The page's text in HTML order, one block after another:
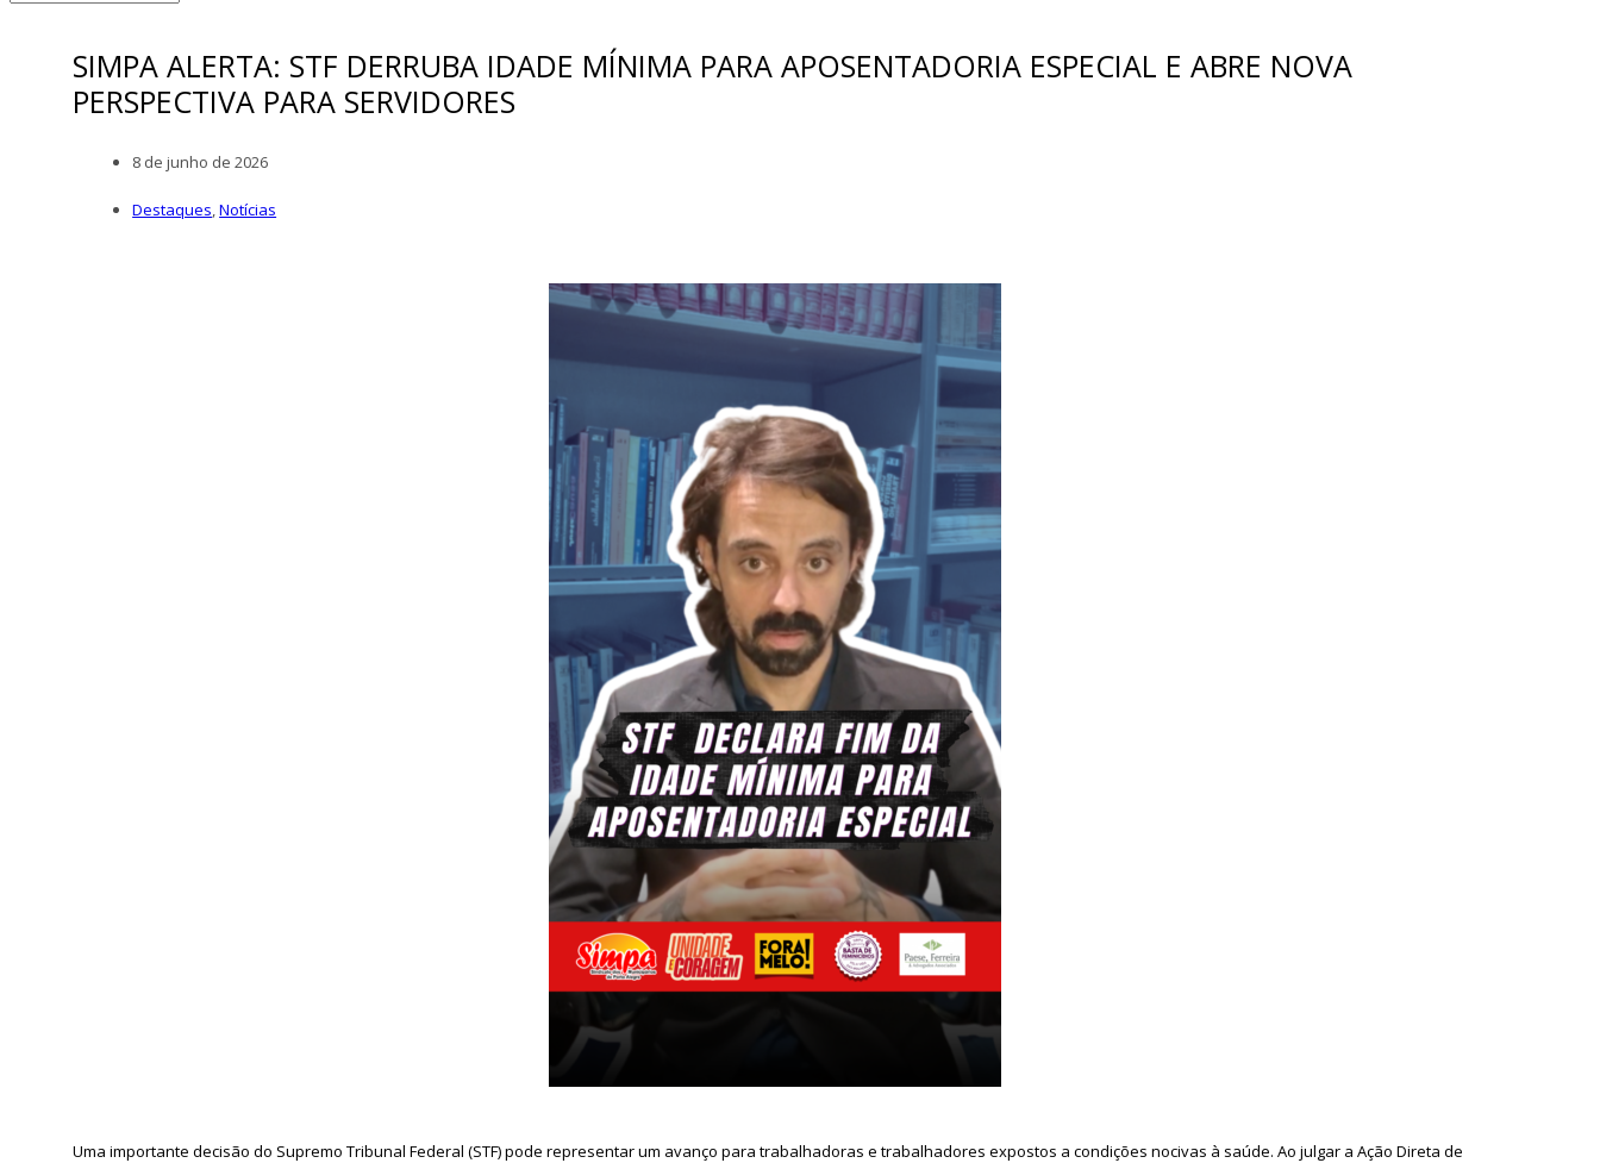
SIMPA ALERTA: STF DERRUBA IDADE MÍNIMA PARA APOSENTADORIA ESPECIAL E ABRE NOVA
PERSPECTIVA PARA SERVIDORES
8 de junho de 2026
Destaques,Notícias
Uma importante decisão do Supremo Tribunal Federal (STF) pode representar um avanço para trabalhadoras e trabalhadores expostos a condições nocivas à saúde. Ao julgar a Ação Direta de